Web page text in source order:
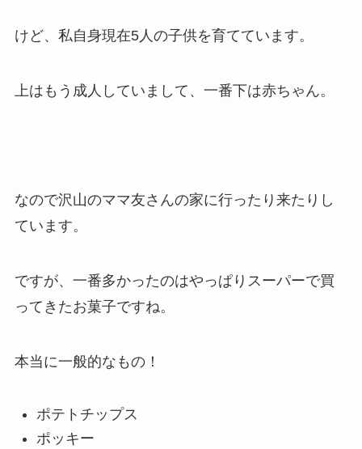
けど、私自身現在5人の子供を育てています。
上はもう成人していまして、一番下は赤ちゃん。
なので沢山のママ友さんの家に行ったり来たりし
ています。
ですが、一番多かったのはやっぱりスーパーで買
ってきたお菓子ですね。
本当に一般的なもの！
ポテトチップス
ポッキー